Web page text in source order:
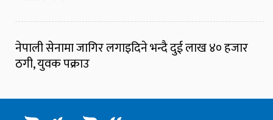
नेपाली सेनामा जागिर लगाइदिने भन्दै दुई लाख ४० हजार
ठगी, युवक पक्राउ